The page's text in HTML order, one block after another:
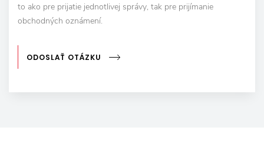
to ako pre prijatie jednotlivej správy, tak pre prijímanie
obchodných oznámení.
ODOSLAŤ OTÁZKU